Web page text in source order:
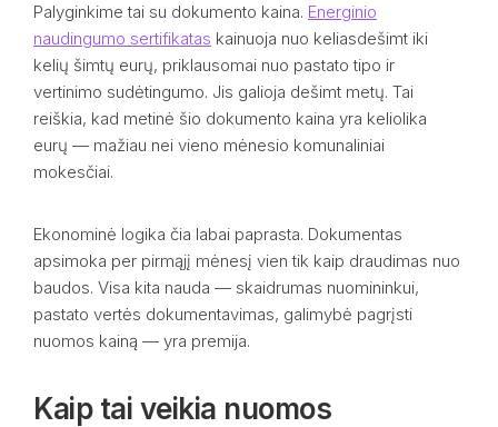
Palyginkime tai su dokumento kaina. Energinio
naudingumo sertifikatas kainuoja nuo keliasdešimt iki
kelių šimtų eurų, priklausomai nuo pastato tipo ir
vertinimo sudėtingumo. Jis galioja dešimt metų. Tai
reiškia, kad metinė šio dokumento kaina yra keliolika
eurų — mažiau nei vieno mėnesio komunaliniai
mokesčiai.
Ekonominė logika čia labai paprasta. Dokumentas
apsimoka per pirmąjį mėnesį vien tik kaip draudimas nuo
baudos. Visa kita nauda — skaidrumas nuomininkui,
pastato vertės dokumentavimas, galimybė pagrįsti
nuomos kainą — yra premija.
Kaip tai veikia nuomos